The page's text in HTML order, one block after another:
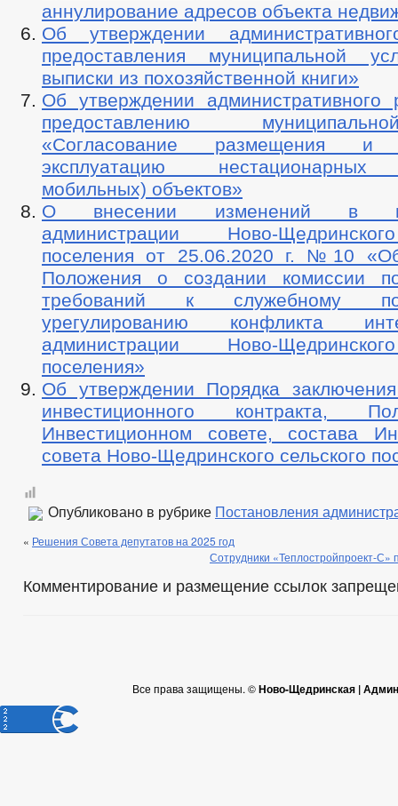
аннулирование адресов объекта
Об утверждении
предоставления муниципальной
выписки из похозяйственной книги»
Об утверждении административного
предоставлению
«Согласование размещения
эксплуатацию нестационарных
мобильных) объектов»
О внесении изменений в
администрации Ново-
поселения от 25.06.2020 г. №10
Положения о создании комиссии
требований к служебному
урегулированию конфликта
администрации Ново-
поселения»
Об утверждении Порядка заключения
инвестиционного контракта,
Инвестиционном совете, состава
совета Ново-Щедринского сельского
Опубликовано в рубрике Постановления
« Решения Совета депутатов на 2025 год
Сотрудники «Теплостройпроект-С»
Комментирование и размещение ссылок
Все права защищены. ©Ново-Щедринская |